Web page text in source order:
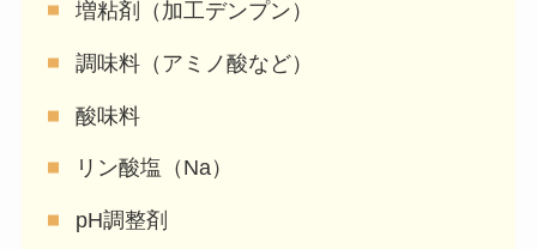
増粘剤（加工デンプン）
調味料（アミノ酸など）
酸味料
リン酸塩（Na）
pH調整剤